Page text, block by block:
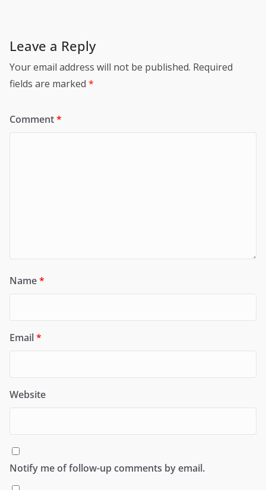
Leave a Reply
Your email address will not be published. Required
fields are marked *
Comment*
Name*
Email*
Website
Notify me of follow-up comments by email.